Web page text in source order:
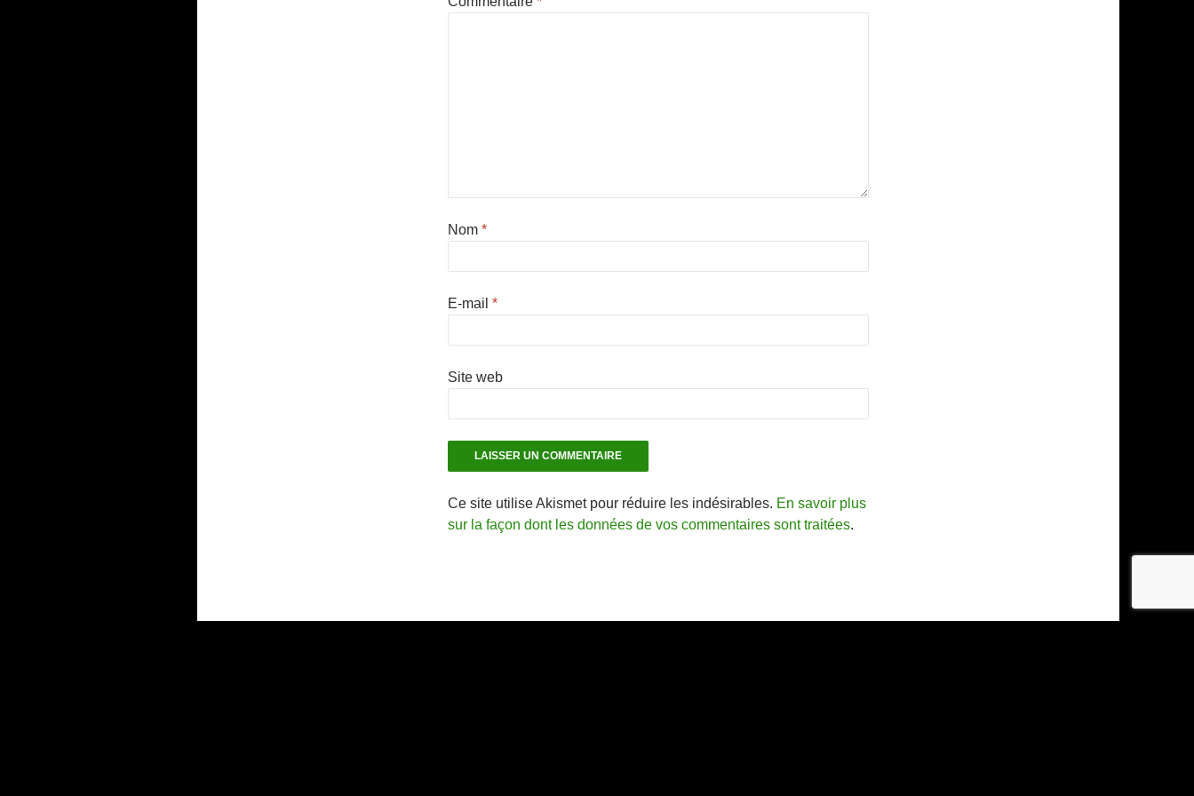
Nom *
E-mail *
Site web
Ce site utilise Akismet pour réduire les indésirables. En savoir plus
sur la façon dont les données de vos commentaires sont traitées.